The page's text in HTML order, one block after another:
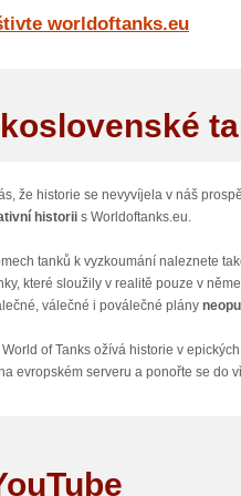
otáčení tanku i věže, pancíř
se můžete okamžitě zaregistrovat a
dokoupit rychlejší postup technickými
měny a jsou v určitých ohledech
podle typu tanku, který máte. Němci
počítač (stačí průměrný stroj) můžete
Tanks, která Vás opravňují k získání
worldoftanks.eu
že historie se nevyvíjela v náš
historii s Worldoftanks.eu.
tanků k vyzkoumání naleznete
které sloužily v realitě pouze v
válečné i poválečné plány
World of Tanks ožívá historie v
evropském serveru a ponořte se do